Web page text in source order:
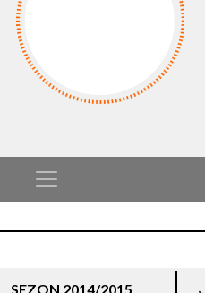
SEZON 2014/2015